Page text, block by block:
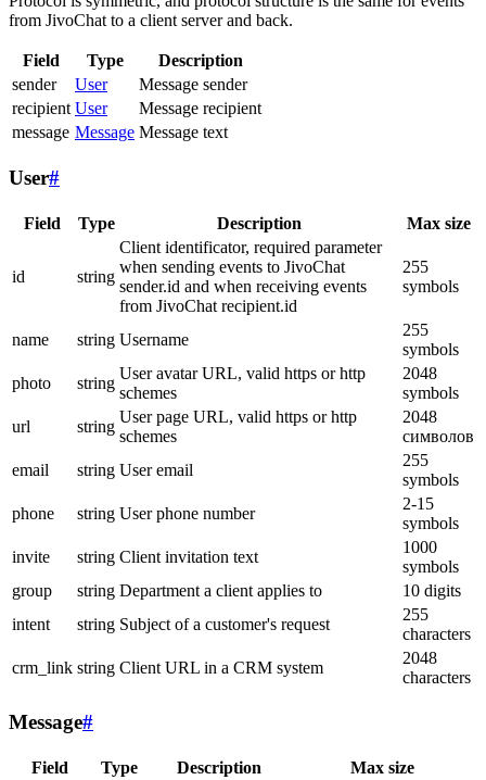
from JivoChat to a client server and back.
Field Type
Description
sender
User
Message sender
recipient User
Message recipient
message Message Message text
User#
Field Type Description Max size
id string
Client identificator, required parameter
when sending events to JivoChat
sender.id and when receiving events
from JivoChat recipient.id
255
symbols
name string Username
255
symbols
photo
string
User avatar URL, valid https or http
schemes
2048
symbols
url
string
User page URL, valid https or http
schemes
2048
символов
email
string User email
255
symbols
phone
string User phone number
2-15
symbols
invite
string Client invitation text
1000
symbols
group
string Department a client applies to
10 digits
intent
string Subject of a customer's request
255
characters
crm_link string Client URL in a CRM system
2048
characters
Message#
Field Type Description Max size